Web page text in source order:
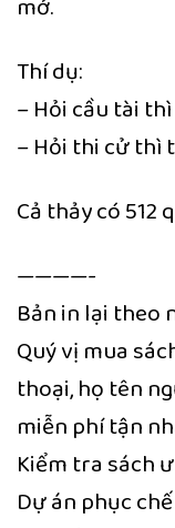
Thí dụ:
– Hỏi cầu tài
– Hỏi thi cử thì
Cả thảy có 512
————-
Bản in lại theo
Quý vị mua
thoại, họ tên
miễn phí tận
Kiểm tra sách
Dự án phục